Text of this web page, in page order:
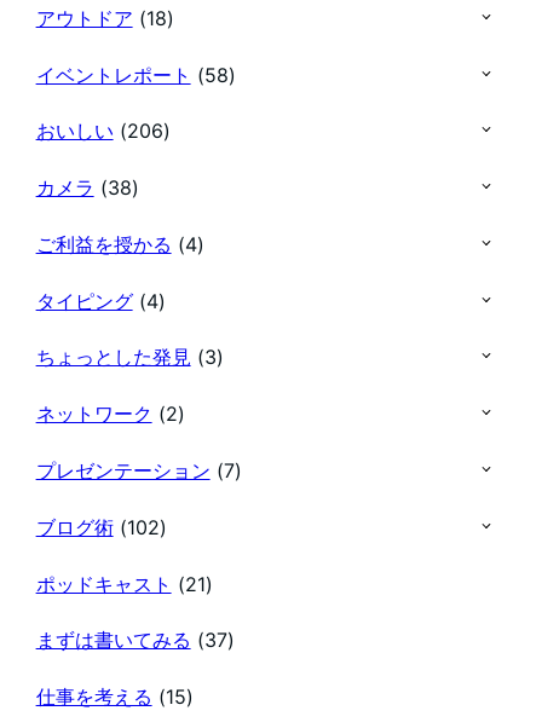
アウトドア (18)
イベントレポート (58)
おいしい (206)
カメラ (38)
ご利益を授かる (4)
タイピング(4)
ちょっとした発見 (3)
ネットワーク (2)
プレゼンテーション (7)
ブログ術(102)
ポッドキャスト (21)
まずは書いてみる (37)
仕事を考える (15)